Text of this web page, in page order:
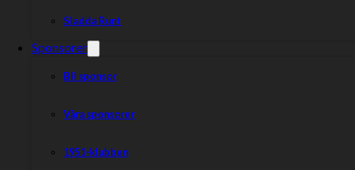
Sladda Runt
Sponsorer
Bli sponsor
Våra sponsorer
1951-klubben
Vi snyggar till arenan inför elitmatchen, fokus på klippning